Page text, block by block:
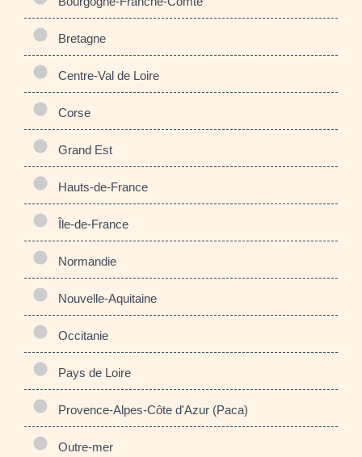
Bretagne
Centre-Val de Loire
Corse
Grand Est
Hauts-de-France
Île-de-France
Normandie
Nouvelle-Aquitaine
Occitanie
Pays de Loire
Provence-Alpes-Côte d'Azur (Paca)
Outre-mer